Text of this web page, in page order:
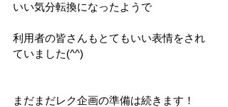
いい気分転換になったようで
利用者の皆さんもとてもいい表情をされ
ていました(^^)
まだまだレク企画の準備は続きます！